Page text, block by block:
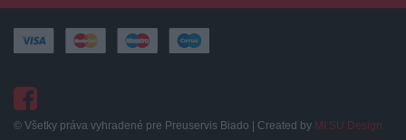
© Všetky práva vyhradené pre Preuservis Biado | Created by MI:SU Design